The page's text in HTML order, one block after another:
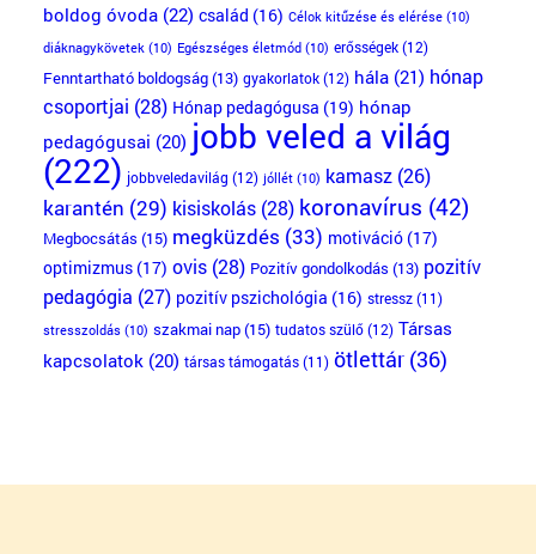
boldog óvoda(22) család (16) Célok kitűzése és elérése(10)
diáknagykövetek (10) Egészséges életmód(10) erősségek(12)
Fenntartható boldogság(13) gyakorlatok(12) hála(21) hónap
csoportjai (28) Hónap pedagógusa (19) hónap
pedagógusai (20) jobb veled a világ
(222) jobbveledavilág (12) jóllét(10) kamasz(26)
karantén (29) kisiskolás(28) koronavírus (42)
Megbocsátás (15) megküzdés (33) motiváció(17)
optimizmus(17) ovis(28) Pozitív gondolkodás (13) pozitív
pedagógia (27) pozitív pszichológia (16) stressz(11)
stresszoldás(10) szakmai nap(15) tudatos szülő(12) Társas
kapcsolatok(20) társas támogatás(11) ötlettár(36)